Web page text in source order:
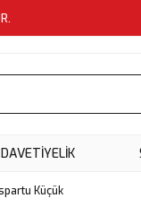
DAVETİYELİK
Küçük